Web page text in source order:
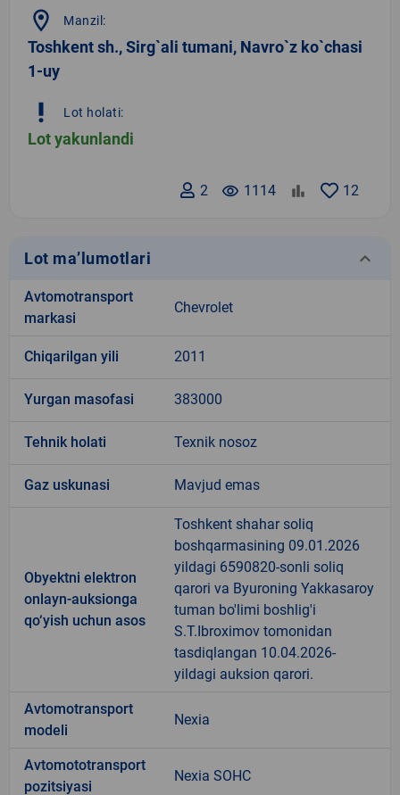
location_on Manzil:
Toshkent sh., Sirg`ali tumani, Navro`z ko`chasi
1-uy
priority_high Lot holati:
Lot yakunlandi
12
remove_red_eye 1114
2
Lot ma’lumotlari keyboard_arrow_down
Avtomotransport
markasi
Chevrolet
Chiqarilgan yili 2011
Yurgan masofasi 383000
Tehnik holati Texnik nosoz
Gaz uskunasi Mavjud emas
Obyektni elektron
onlayn-auksionga
qo‘yish uchun asos
Toshkent shahar soliq
boshqarmasining 09.01.2026
yildagi 6590820-sonli soliq
qarori va Byuroning Yakkasaroy
tuman bo'limi boshlig'i
S.T.Ibroximov tomonidan
tasdiqlangan 10.04.2026-
yildagi auksion qarori.
Avtomotransport
modeli
Nexia
Avtomototransport
pozitsiyasi
Nexia SOHC